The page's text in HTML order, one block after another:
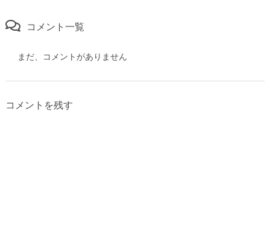
コメント一覧
まだ、コメントがありません
コメントを残す